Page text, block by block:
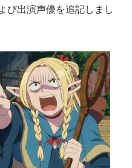
び出演声優を追記しまし